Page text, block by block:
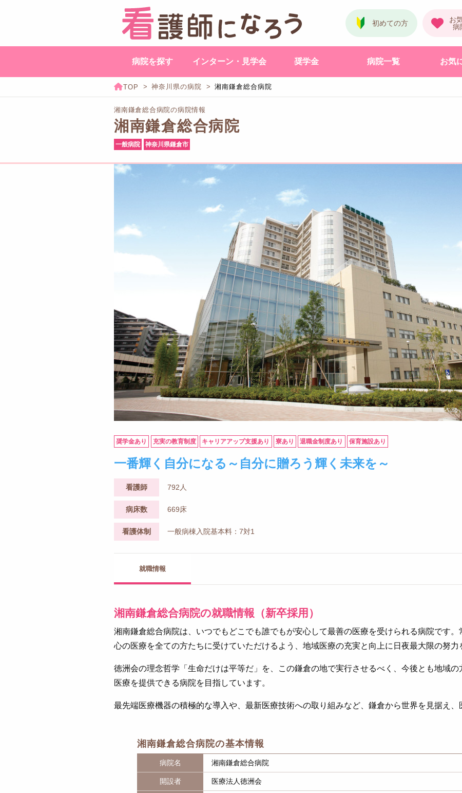
病院を探す インターン・見学会 奨学金 病院一覧 お気
神奈川県の病院 湘南鎌倉総合病院
湘南鎌倉総合病院の病院情報
湘南鎌倉総合病院
一般病院 神奈川県鎌倉市
奨学金あり 充実の教育制度 キャリアアップ支援あり 寮あり 退職金制度あり 保育施設あり
一番輝く自分になる～自分に贈ろう輝く未来を～
看護師 792人
病床数 669床
看護体制 一般病棟入院基本料：7対1
就職情報
湘南鎌倉総合病院の就職情報（新卒採用）
湘南鎌倉総合病院は、いつでもどこでも誰でもが安心して最善の医療を受けられる病院です
心の医療を全ての方たちに受けていただけるよう、地域医療の充実と向上に日夜最大限の努力
徳洲会の理念哲学「生命だけは平等だ」を、この鎌倉の地で実行させるべく、今後とも地域
医療を提供できる病院を目指しています。
最先端医療機器の積極的な導入や、最新医療技術への取り組みなど、鎌倉から世界を見据え、
湘南鎌倉総合病院の基本情報
病院名 湘南鎌倉総合病院
開設者 医療法人徳洲会